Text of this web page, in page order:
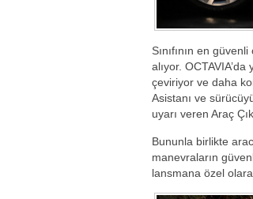
Sınıfının en
alıyor.
çeviriyor ve daha
Asistanı ve
uyarı veren Araç
Bununla birlikte
manevraların
lansmana özel